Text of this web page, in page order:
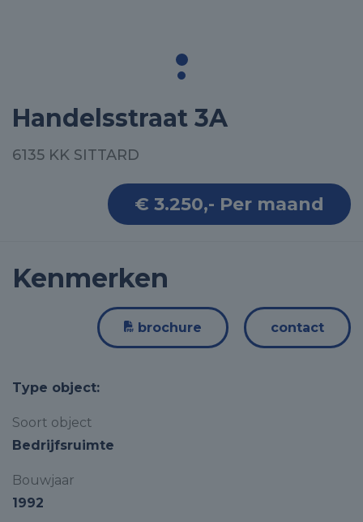
Handelsstraat 3A
6135 KK SITTARD
€ 3.250,- Per maand
Kenmerken
brochure contact
Type object:
Soort object
Bedrijfsruimte
Bouwjaar
1992